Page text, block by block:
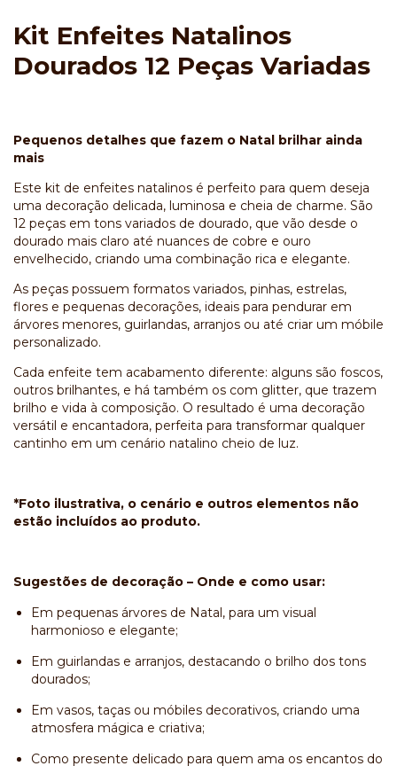
Kit Enfeites Natalinos
Dourados 12 Peças Variadas
Pequenos detalhes que fazem o Natal brilhar ainda
mais
Este kit de enfeites natalinos é perfeito para quem deseja
uma decoração delicada, luminosa e cheia de charme. São
12 peças em tons variados de dourado, que vão desde o
dourado mais claro até nuances de cobre e ouro
envelhecido, criando uma combinação rica e elegante.
As peças possuem formatos variados, pinhas, estrelas,
flores e pequenas decorações, ideais para pendurar em
árvores menores, guirlandas, arranjos ou até criar um móbile
personalizado.
Cada enfeite tem acabamento diferente: alguns são foscos,
outros brilhantes, e há também os com glitter, que trazem
brilho e vida à composição. O resultado é uma decoração
versátil e encantadora, perfeita para transformar qualquer
cantinho em um cenário natalino cheio de luz.
*Foto ilustrativa, o cenário e outros elementos não
estão incluídos ao produto.
Sugestões de decoração – Onde e como usar:
Em pequenas árvores de Natal, para um visual
harmonioso e elegante;
Em guirlandas e arranjos, destacando o brilho dos tons
dourados;
Em vasos, taças ou móbiles decorativos, criando uma
atmosfera mágica e criativa;
Como presente delicado para quem ama os encantos do